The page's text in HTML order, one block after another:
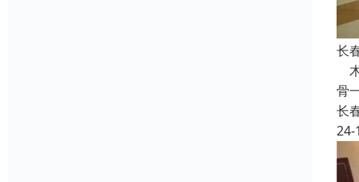
长
骨
长
24-